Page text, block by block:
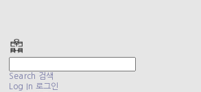
Search 검색
Log In 로그인